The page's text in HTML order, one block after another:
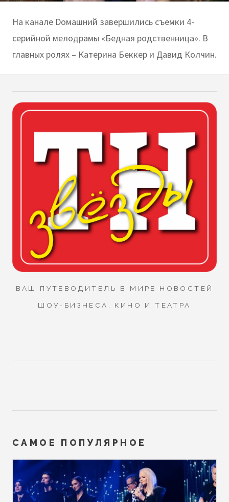
На канале Dомашний завершились съемки 4-
серийной мелодрамы «Бедная родственница». В
главных ролях – Катерина Беккер и Давид Колчин.
ВАШ ПУТЕВОДИТЕЛЬ В МИРЕ НОВОСТЕЙ
ШОУ-БИЗНЕСА, КИНО И ТЕАТРА
САМОЕ ПОПУЛЯРНОЕ